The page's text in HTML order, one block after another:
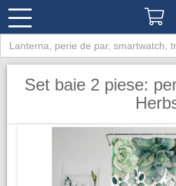
Set baie 2 piese: